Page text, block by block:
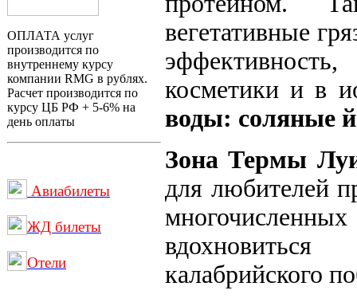
ОПЛАТА услуг
производится по
внутреннему курсу
компании RMG в рублях.
Расчет производится по
курсу ЦБ РФ + 5-6% на
день оплаты
Авиабилеты
ЖД билеты
Отели
вегетативные
косметики и в
воды: соляные
Зона Термы
для любителей
калабрийского